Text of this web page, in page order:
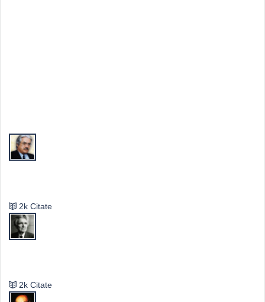
2k Citate
2k Citate